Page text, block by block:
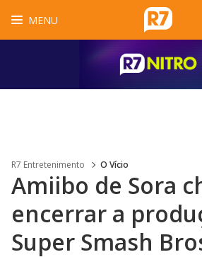
MENU
R7 Entretenimento O Vício
Amiibo de Sora
encerrar a
Super Smash